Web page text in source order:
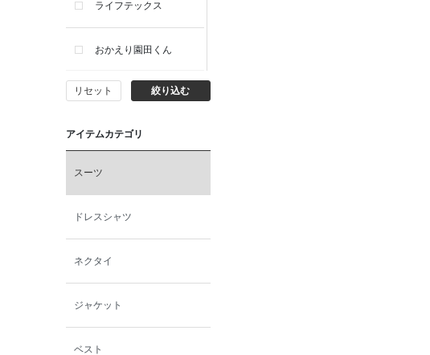
ライフテックス
おかえり園田くん
ビー・エー・ジー
イヴィスト
ン
西脇シリーズ
小泉革店
シャミー
リセット 絞り込む
アイテムカテゴリ
スーツ
ドレスシャツ
ネクタイ
ジャケット
ベスト